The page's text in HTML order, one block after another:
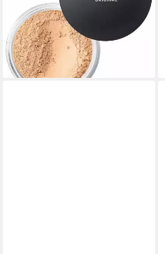
ab 42,24 €
(5.280,00 €/ 1 kg)
lieferbar - in 9-11 Werktagen bei
dir